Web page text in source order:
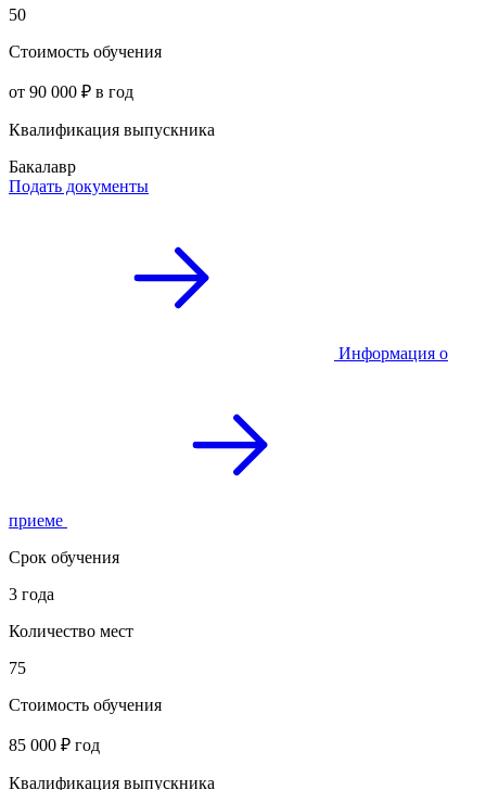
50
Стоимость обучения
от 90 000 ₽ в год
Квалификация выпускника
Бакалавр
Подать документы
Информация о
приеме
Срок обучения
3 года
Количество мест
75
Стоимость обучения
85 000 ₽ год
Квалификация выпускника